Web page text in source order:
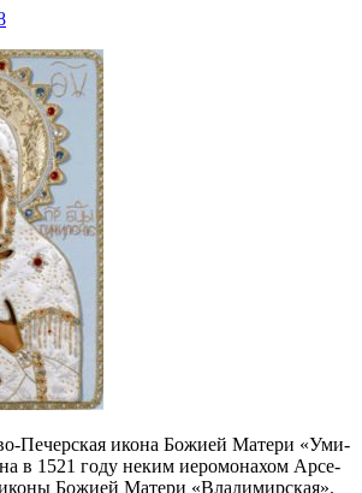
Пе­чер­ская ико­на Бо­жи­ей Ма­те­ри «Уми­
в 1521 го­ду неким иеро­мо­на­хом Ар­се­
Бо­жи­ей Ма­те­ри «Вла­ди­мир­ская».